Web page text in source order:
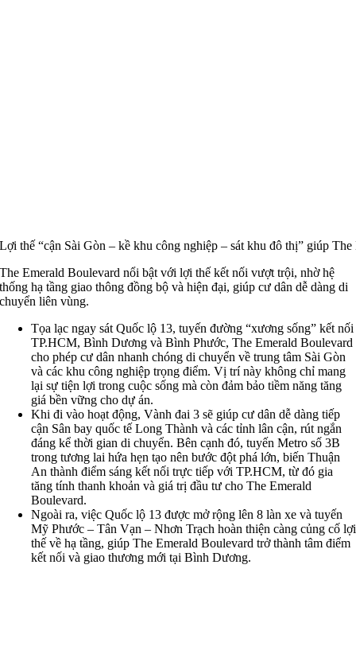
Lợi thế “cận Sài Gòn – kề khu công nghiệp – sát khu đô thị” giúp
The Emerald Boulevard nổi bật với lợi thế kết nối vượt trội, nhờ hệ
thống hạ tầng giao thông đồng bộ và hiện đại, giúp cư dân dễ dàng di
chuyển liên vùng.
Tọa lạc ngay sát Quốc lộ 13, tuyến đường “xương sống” kết nối
TP.HCM, Bình Dương và Bình Phước, The Emerald Boulevard
cho phép cư dân nhanh chóng di chuyển về trung tâm Sài Gòn
và các khu công nghiệp trọng điểm. Vị trí này không chỉ mang
lại sự tiện lợi trong cuộc sống mà còn đảm bảo tiềm năng tăng
giá bền vững cho dự án.
Khi đi vào hoạt động, Vành đai 3 sẽ giúp cư dân dễ dàng tiếp
cận Sân bay quốc tế Long Thành và các tỉnh lân cận, rút ngắn
đáng kể thời gian di chuyển. Bên cạnh đó, tuyến Metro số 3B
trong tương lai hứa hẹn tạo nên bước đột phá lớn, biến Thuận
An thành điểm sáng kết nối trực tiếp với TP.HCM, từ đó gia
tăng tính thanh khoản và giá trị đầu tư cho The Emerald
Boulevard.
Ngoài ra, việc Quốc lộ 13 được mở rộng lên 8 làn xe và tuyến
Mỹ Phước – Tân Vạn – Nhơn Trạch hoàn thiện càng củng cố lợi
thế về hạ tầng, giúp The Emerald Boulevard trở thành tâm điểm
kết nối và giao thương mới tại Bình Dương.